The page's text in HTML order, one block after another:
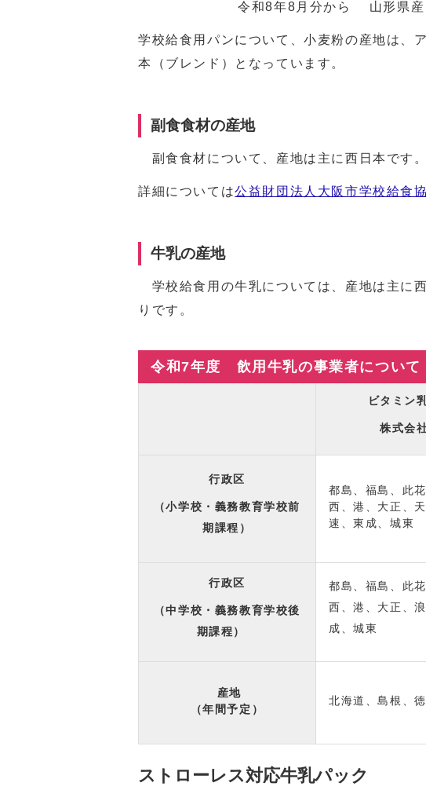
令和8年8月分から 山形県産「
学校給食用パンについて、小麦粉の産地は、
本（ブレンド）となっています。
副食食材の産地
副食食材について、産地は主に西日本です。
詳細については公益財団法人大阪市学校給食
牛乳の産地
学校給食用の牛乳については、産地は主に
りです。
令和7年度 飲用牛乳の事業者について
ビタミン
株式会
行政区
（小学校・義務教育学校前
期課程）
都島、福島、此花
西、港、大正、
速、東成、城東
行政区
（中学校・義務教育学校後
期課程）
都島、福島、此花
西、港、大正、
成、城東
産地
（年間予定）
北海道、島根、
ストローレス対応牛乳パック